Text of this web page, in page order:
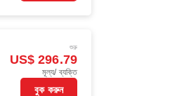
শুরু
US$ 296.79
মূল্য/ ব্যক্তি
বুক করুন